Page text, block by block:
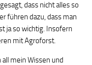
dass nicht alles so
führen dazu, dass man
ja so wichtig. Insofern
mit Agroforst.
mein Wissen und